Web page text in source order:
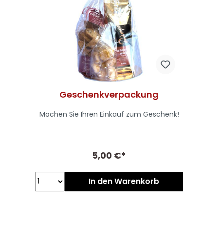
Geschenkverpackung
Machen Sie Ihren Einkauf zum Geschenk!
5,00 €*
In den Warenkorb